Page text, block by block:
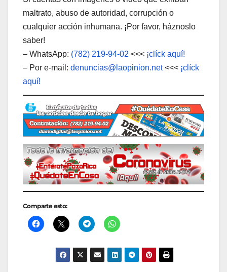
maltrato, abuso de autoridad, corrupción o
cualquier acción inhumana. ¡Por favor, háznoslo
saber!
– WhatsApp: (782) 219-94-02 <<< ¡clíck aquí!
– Por e-mail: denuncias@laopinion.net<<< ¡clíck
aquí!
Comparte esto: